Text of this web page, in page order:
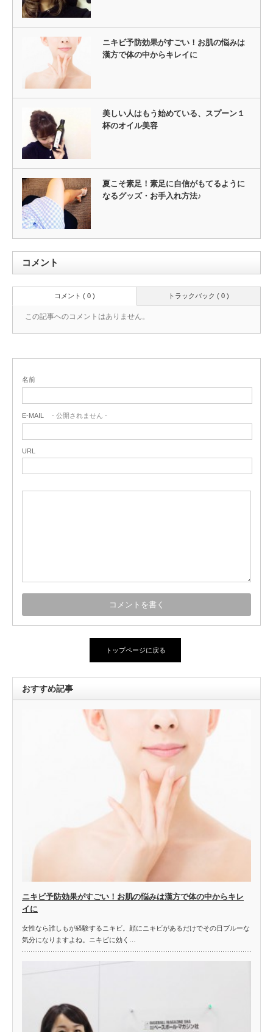
ニキビ予防効果がすごい！お肌の悩みは
漢方で体の中からキレイに
美しい人はもう始めている、スプーン１
杯のオイル美容
夏こそ素足！素足に自信がもてるように
なるグッズ・お手入れ方法♪
コメント
トラックバック ( 0 )
コメント ( 0 )
この記事へのコメントはありません。
名前
E-MAIL - 公開されません -
URL
トップページに戻る
おすすめ記事
ニキビ予防効果がすごい！お肌の悩みは漢方で体の中からキレ
イに
女性なら誰しもが経験するニキビ。顔にニキビがあるだけでその日ブルーな
気分になりますよね。ニキビに効く…